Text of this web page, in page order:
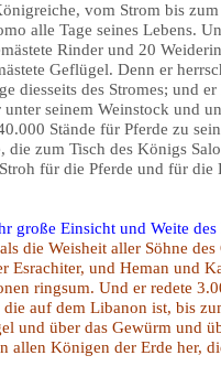
vom Strom bis
alle Tage seines Lebens.
Rinder und 20
Geflügel. Denn er
diesseits des Stromes; und
seinem Weinstock und
Stände für Pferde zu
zum Tisch des Königs
für die Pferde und für
große Einsicht und Weite
die Weisheit aller Söhne
Esrachiter, und Heman und
ringsum.Und er redete
auf dem Libanon ist, bis
und über das Gewürm und
allen Königen der Erde her,